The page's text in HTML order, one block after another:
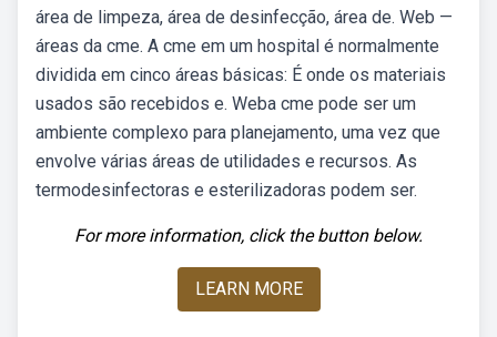
área de limpeza, área de desinfecção, área de. Web —
áreas da cme. A cme em um hospital é normalmente
dividida em cinco áreas básicas: É onde os materiais
usados são recebidos e. Weba cme pode ser um
ambiente complexo para planejamento, uma vez que
envolve várias áreas de utilidades e recursos. As
termodesinfectoras e esterilizadoras podem ser.
For more information, click the button below.
LEARN MORE